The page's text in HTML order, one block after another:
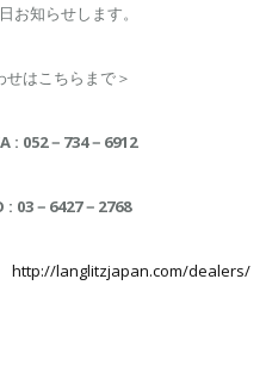
お知らせします。
せはこちらまで＞
: 052－ 734－ 6912
: 03－ 6427－ 2768
http://langlitzjapan.com/dealers/